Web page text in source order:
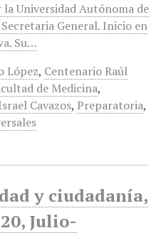
Universidad Autónoma de
General. Inicio en
Su…
López, Centenario Raúl
de Medicina,
Cavazos, Preparatoria,
y ciudadanía,
Julio-